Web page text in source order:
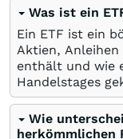
Was ist ein
Ein ETF ist ein
Aktien, Anleihen
enthält und wie
Handelstages
Wie
herkömmlichen